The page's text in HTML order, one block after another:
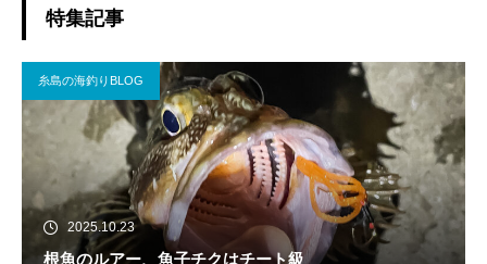
特集記事
糸島の海釣りBLOG
2025.10.23
根魚のルアー、魚子チクはチート級